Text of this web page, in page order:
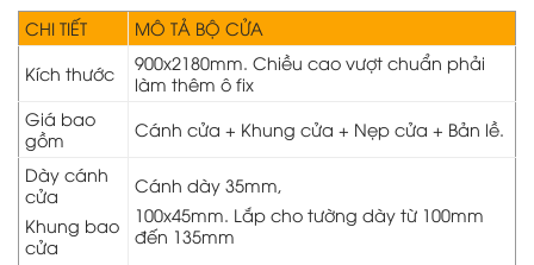
CHI TIẾT
MÔ TẢ BỘ CỬA
Kích thước
900x2180mm. Chiều cao vượt chuẩn phải
làm thêm ô fix
Giá bao
gồm
Cánh cửa + Khung cửa + Nẹp cửa + Bản lề.
Dày cánh
cửa
Khung bao
cửa
Cánh dày 35mm,
100x45mm. Lắp cho tường dày từ 100mm
đến 135mm